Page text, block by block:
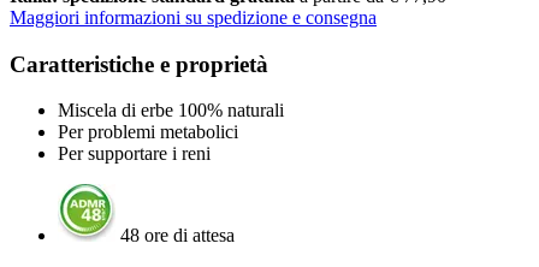
Maggiori informazioni su spedizione e consegna
Caratteristiche e proprietà
Miscela di erbe 100% naturali
Per problemi metabolici
Per supportare i reni
48 ore di attesa